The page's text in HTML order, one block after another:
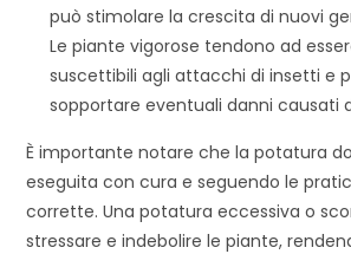
può stimolare la crescita di nuovi
Le piante vigorose tendono ad
suscettibili agli attacchi di insetti e
sopportare eventuali danni causati
È importante notare che la potatura
eseguita con cura e seguendo le
corrette. Una potatura eccessiva o
stressare e indebolire le piante,